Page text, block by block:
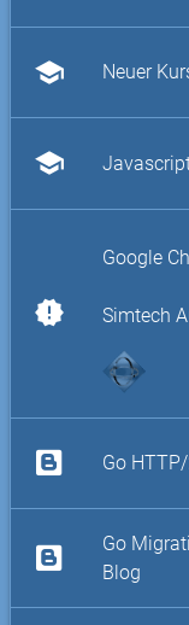
school Neuer
school
new_releases
Google
Simtech
Go
Go
Blog